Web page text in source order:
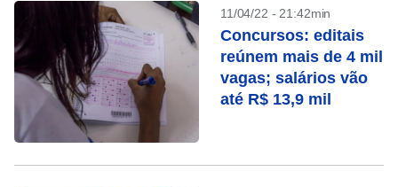
11/04/22 - 21:42min
Concursos: editais
reúnem mais de 4 mil
vagas; salários vão
até R$ 13,9 mil